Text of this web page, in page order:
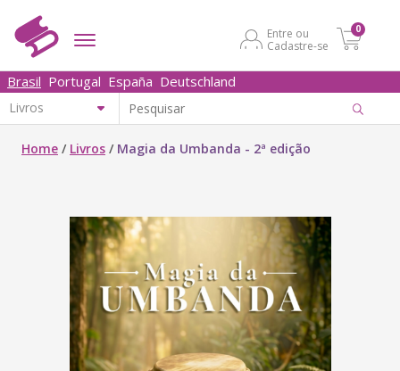
Entre ou
Cadastre-se
0
Brasil Portugal España Deutschland
Home / Livros / Magia da Umbanda - 2ª edição